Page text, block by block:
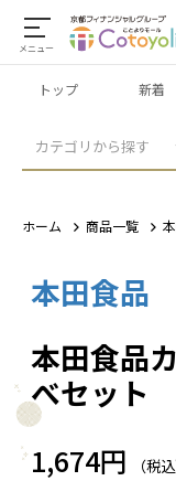
メニュー
カテゴリから探す
トップ 新着
ホーム 商品一覧
本田食品
本田食品
べセット
1,674円 （税込